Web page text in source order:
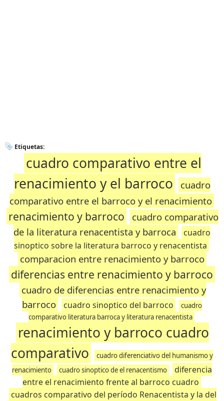
Etiquetas:
cuadro comparativo entre el
renacimiento y el barroco
cuadro
comparativo entre el barroco y el renacimiento
renacimiento y barroco
cuadro comparativo
de la literatura renacentista y barroca
cuadro
sinoptico sobre la literatura barroco y renacentista
comparacion entre renacimiento y barroco
diferencias entre renacimiento y barroco
cuadro de diferencias entre renacimiento y
barroco
cuadro sinoptico del barroco
cuadro
comparativo literatura barroca y literatura renacentista
renacimiento y barroco cuadro
comparativo
cuadro diferenciativo del humanismo y
renacimiento
cuadro sinoptico de el renacentismo
diferencia
entre el renacimiento frente al barroco cuadro
cuadros comparativo del período Renacentista y la del